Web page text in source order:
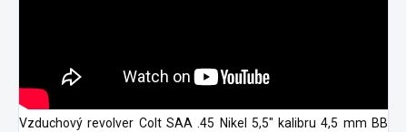
Vzduchový revolver Colt SAA .45 Nikel 5,5" kalibru 4,5 mm BB